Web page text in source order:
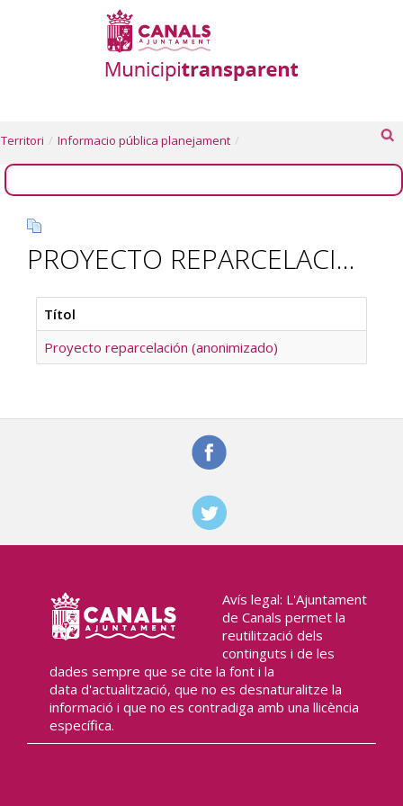
Territori / Informacio pública planejament /
PROYECTO REPARCELACION PAI C/CASTELL MONTESA
Títol
Proyecto reparcelación (anonimizado)
Avís legal: L'Ajuntament
de Canals permet la
reutilització dels
continguts i de les
dades sempre que se cite la font i la
data d'actualització, que no es desnaturalitze la
informació i que no es contradiga amb una llicència
específica.